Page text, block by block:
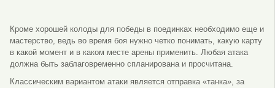
Кроме хорошей колоды для победы в поединках необходимо еще и
мастерство, ведь во время боя нужно четко понимать, какую карту
в какой момент и в каком месте арены применить. Любая атака
должна быть заблаговременно спланирована и просчитана.
Классическим вариантом атаки является отправка «танка», за